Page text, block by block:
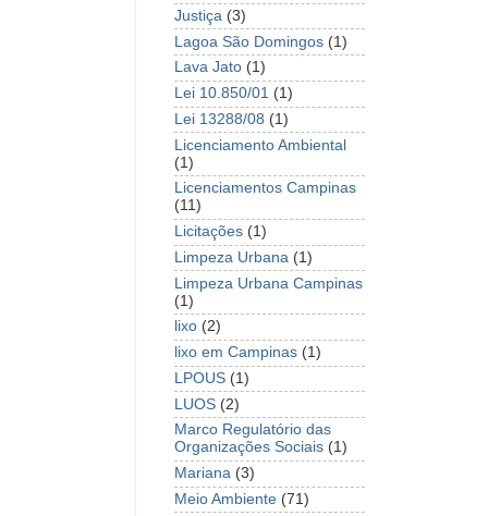
Justiça (3)
Lagoa São Domingos (1)
Lava Jato (1)
Lei 10.850/01 (1)
Lei 13288/08 (1)
Licenciamento Ambiental
(1)
Licenciamentos Campinas
(11)
Licitações (1)
Limpeza Urbana (1)
Limpeza Urbana Campinas
(1)
lixo (2)
lixo em Campinas (1)
LPOUS (1)
LUOS (2)
Marco Regulatório das
Organizações Sociais (1)
Mariana (3)
Meio Ambiente (71)